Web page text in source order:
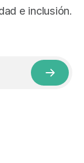
e inclusión.